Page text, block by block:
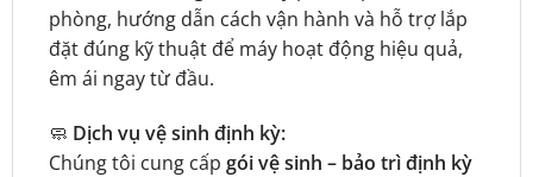
phòng, hướng dẫn cách vận hành và hỗ trợ lắp
đặt đúng kỹ thuật để máy hoạt động hiệu quả,
êm ái ngay từ đầu.
🧼 Dịch vụ vệ sinh định kỳ:
Chúng tôi cung cấp gói vệ sinh – bảo trì định kỳ